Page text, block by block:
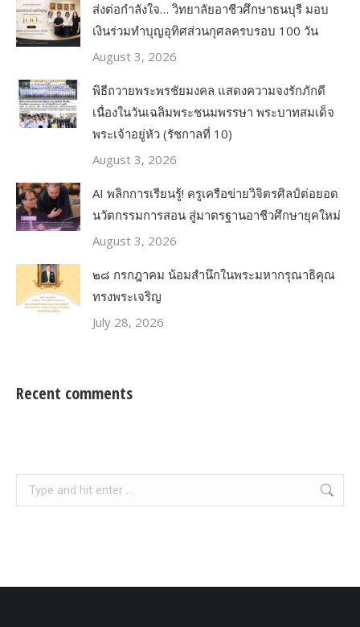
ส่งต่อกำลังใจ… วิทยาลัยอาชีวศึกษาธนบุรี มอบ
เงินร่วมทำบุญอุทิศส่วนกุศลครบรอบ 100 วัน
August 3, 2026
พิธีถวายพระพรชัยมงคล แสดงความจงรักภักดี
เนื่องในวันเฉลิมพระชนมพรรษา พระบาทสมเด็จ
พระเจ้าอยู่หัว (รัชกาลที่ 10)
August 3, 2026
AI พลิกการเรียนรู้! ครูเครือข่ายวิจิตรศิลป์ต่อยอด
นวัตกรรมการสอน สู่มาตรฐานอาชีวศึกษายุคใหม่
August 3, 2026
๒๘ กรกฎาคม น้อมสำนึกในพระมหากรุณาธิคุณ
ทรงพระเจริญ
July 28, 2026
Recent comments